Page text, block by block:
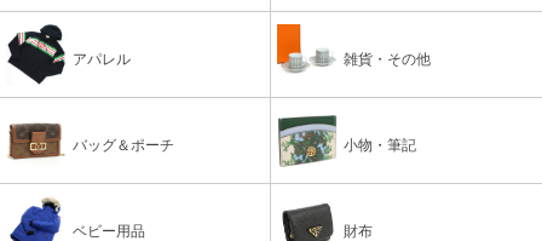
アパレル 雑貨・その他
バッグ＆ポーチ 小物・筆記
ベビー用品 財布